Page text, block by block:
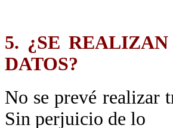
5. ¿SE
DATOS?
No se prevé realizar
Sin perjuicio de lo